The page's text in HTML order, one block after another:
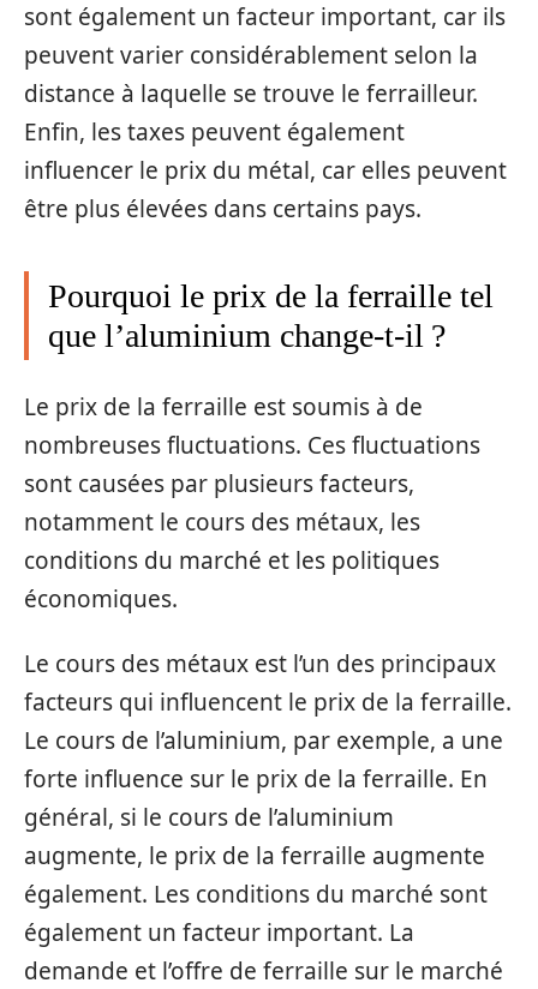
sont également un facteur important, car ils
peuvent varier considérablement selon la
distance à laquelle se trouve le ferrailleur.
Enfin, les taxes peuvent également
influencer le prix du métal, car elles peuvent
être plus élevées dans certains pays.
Pourquoi le prix de la ferraille tel
que l’aluminium change-t-il ?
Le prix de la ferraille est soumis à de
nombreuses fluctuations. Ces fluctuations
sont causées par plusieurs facteurs,
notamment le cours des métaux, les
conditions du marché et les politiques
économiques.
Le cours des métaux est l’un des principaux
facteurs qui influencent le prix de la ferraille.
Le cours de l’aluminium, par exemple, a une
forte influence sur le prix de la ferraille. En
général, si le cours de l’aluminium
augmente, le prix de la ferraille augmente
également. Les conditions du marché sont
également un facteur important. La
demande et l’offre de ferraille sur le marché